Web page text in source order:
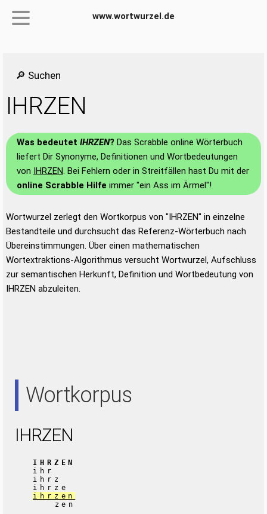
www.wortwurzel.de
🔎 Suchen
IHRZEN
Was bedeutet IHRZEN? Das Scrabble online Wörterbuch
liefert Dir Synonyme, Definitionen und Wortbedeutungen
von IHRZEN. Bei Fehlern oder in Streitfällen hast Du mit der
online Scrabble Hilfe immer "ein Ass im Ärmel"!
Wortwurzel zerlegt den Wortkorpus von "IHRZEN" in einzelne
Bestandteile und durchsucht das Referenz-Wörterbuch nach
Übereinstimmungen. Über einen mathematischen
Wortextraktions-Algorithmus versucht Wortwurzel, Aufschluss
zur semantischen Herkunft, Definition und Wortbedeutung von
IHRZEN abzuleiten.
Wortkorpus
IHRZEN
IHRZEN
ihr
ihrz
ihrze
ihrzen
zen